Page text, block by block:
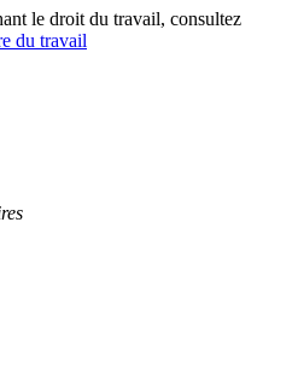
le droit du travail, consultez
du travail